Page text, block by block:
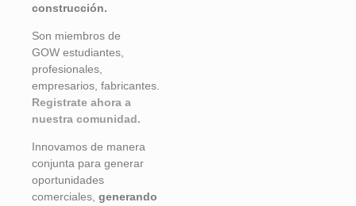
construcción.
Son miembros de
GOW estudiantes,
profesionales,
empresarios, fabricantes.
Registrate ahora a
nuestra comunidad.
Innovamos de manera
conjunta para generar
oportunidades
comerciales, generando